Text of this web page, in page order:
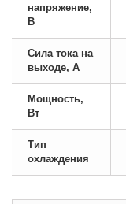
напряжение,
В
Сила тока на
выходе, А
Мощность,
Вт
Тип
охлаждения